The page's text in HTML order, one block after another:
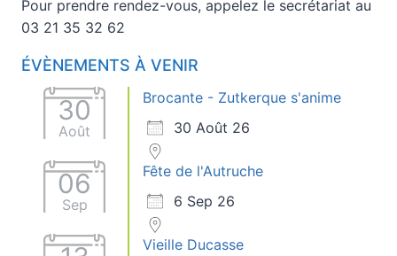
Pour prendre rendez-vous, appelez le secrétariat au
03 21 35 32 62
ÉVÈNEMENTS À VENIR
30
Août
Brocante - Zutkerque s'anime
30 Août 26
06
Sep
Fête de l'Autruche
6 Sep 26
Vieille Ducasse